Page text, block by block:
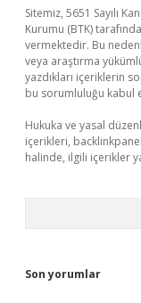
Sitemiz, 5651 Sayılı
Kurumu (BTK)
vermektedir. Bu
veya araştırma
yazdıkları içeriklerin
bu sorumluluğu kabul
Hukuka ve yasal
içerikleri,
halinde, ilgili içerikler
Son yorumlar